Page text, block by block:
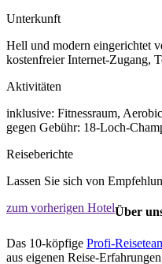
Unterkunft
Hell und modern eingerichtet
kostenfreier Internet-Zugang,
Aktivitäten
inklusive: Fitnessraum,
gegen Gebühr: 18-Loch-
Reiseberichte
Lassen Sie sich von
zum vorherigen HotelÜber
Das 10-köpfige Profi-
aus eigenen Reise-